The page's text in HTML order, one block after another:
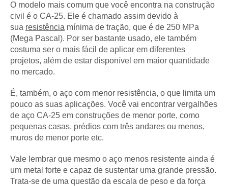
O modelo mais comum que você encontra na construção
civil é o CA-25. Ele é chamado assim devido à
sua resistência mínima de tração, que é de 250 MPa
(Mega Pascal). Por ser bastante usado, ele também
costuma ser o mais fácil de aplicar em diferentes
projetos, além de estar disponível em maior quantidade
no mercado.
É, também, o aço com menor resistência, o que limita um
pouco as suas aplicações. Você vai encontrar vergalhões
de aço CA-25 em construções de menor porte, como
pequenas casas, prédios com três andares ou menos,
muros de menor porte etc.
Vale lembrar que mesmo o aço menos resistente ainda é
um metal forte e capaz de sustentar uma grande pressão.
Trata-se de uma questão da escala de peso e da força